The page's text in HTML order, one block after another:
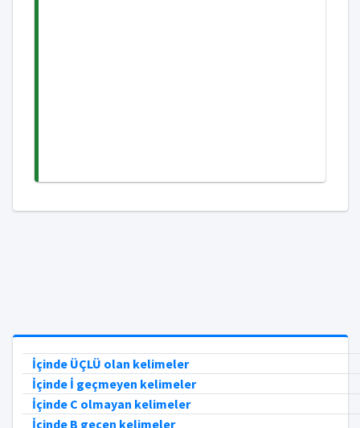
İçinde ÜÇLÜ olan kelimeler
İçinde İ geçmeyen kelimeler
İçinde C olmayan kelimeler
İçinde B geçen kelimeler